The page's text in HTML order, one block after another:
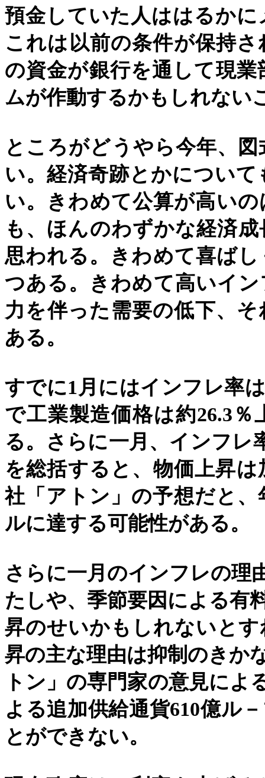
預金していた人ははるか
これは以前の条件が保持
の資金が銀行を通して現
ムが作動するかもしれない
ところがどうやら今年、
い。経済奇跡とかについ
い。きわめて公算が高い
も、ほんのわずかな経済成
思われる。きわめて喜ば
つある。きわめて高いイ
力を伴った需要の低下、
ある。
すでに1月にはインフレ率
で工業製造価格は約26.3 ％
る。さらに一月、インフレ
を総括すると、物価上昇
社「アトン」の予想だと
ルに達する可能性がある。
さらに一月のインフレの理
たしや、季節要因による有
昇のせいかもしれないと
昇の主な理由は抑制のきか
トン」の専門家の意見によ
よる追加供給通貨610億ル
とができない。